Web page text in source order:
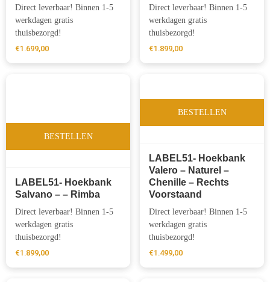
Direct leverbaar! Binnen 1-5
werkdagen gratis
thuisbezorgd!
€1.699,00
Direct leverbaar! Binnen 1-5
werkdagen gratis
thuisbezorgd!
€1.899,00
BESTELLEN
LABEL51- Hoekbank
Salvano – – Rimba
Direct leverbaar! Binnen 1-5
werkdagen gratis
thuisbezorgd!
€1.899,00
BESTELLEN
LABEL51- Hoekbank
Valero – Naturel –
Chenille – Rechts
Voorstaand
Direct leverbaar! Binnen 1-5
werkdagen gratis
thuisbezorgd!
€1.499,00